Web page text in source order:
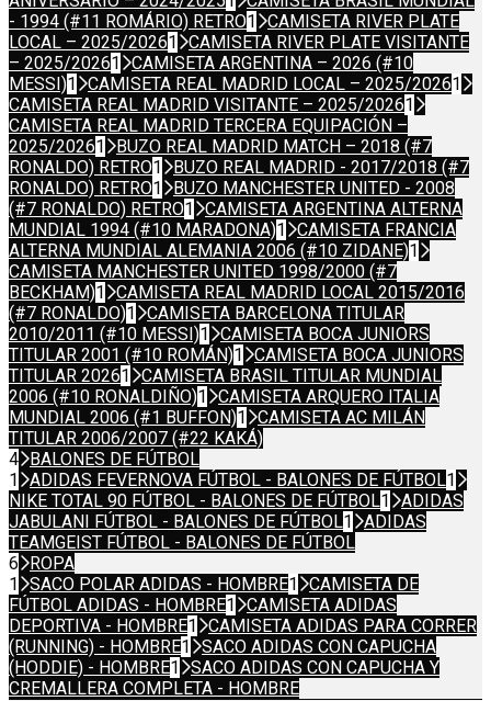
- 1994 (#11 ROMÁRIO) RETRO1
CAMISETA RIVER PLATE
LOCAL – 2025/20261
CAMISETA RIVER PLATE VISITANTE
– 2025/20261
CAMISETA ARGENTINA – 2026 (#10
MESSI)1 CAMISETA REAL MADRID LOCAL – 2025/20261
CAMISETA REAL MADRID VISITANTE – 2025/20261
CAMISETA REAL MADRID TERCERA EQUIPACIÓN –
2025/20261
BUZO REAL MADRID MATCH – 2018 (#7
RONALDO) RETRO1
BUZO REAL MADRID - 2017/2018 (#7
RONALDO) RETRO1
BUZO MANCHESTER UNITED - 2008
(#7 RONALDO) RETRO1
CAMISETA ARGENTINA ALTERNA
MUNDIAL 1994 (#10 MARADONA)1
CAMISETA FRANCIA
ALTERNA MUNDIAL ALEMANIA 2006 (#10 ZIDANE)1
CAMISETA MANCHESTER UNITED 1998/2000 (#7
BECKHAM)1
CAMISETA REAL MADRID LOCAL 2015/2016
(#7 RONALDO)1
CAMISETA BARCELONA TITULAR
2010/2011 (#10 MESSI)1
CAMISETA BOCA JUNIORS
TITULAR 2001 (#10 ROMÁN)1
CAMISETA BOCA JUNIORS
TITULAR 20261
CAMISETA BRASIL TITULAR MUNDIAL
2006 (#10 RONALDIÑO)1
CAMISETA ARQUERO ITALIA
MUNDIAL 2006 (#1 BUFFON)1
CAMISETA AC MILÁN
TITULAR 2006/2007 (#22 KAKÁ)
4
BALONES DE FÚTBOL
1
ADIDAS FEVERNOVA FÚTBOL - BALONES DE FÚTBOL1
NIKE TOTAL 90 FÚTBOL - BALONES DE FÚTBOL1
ADIDAS
JABULANI FÚTBOL - BALONES DE FÚTBOL1
ADIDAS
TEAMGEIST FÚTBOL - BALONES DE FÚTBOL
6
ROPA
1
SACO POLAR ADIDAS - HOMBRE1
CAMISETA DE
FÚTBOL ADIDAS - HOMBRE1
CAMISETA ADIDAS
DEPORTIVA - HOMBRE1
CAMISETA ADIDAS PARA CORRER
(RUNNING) - HOMBRE1
SACO ADIDAS CON CAPUCHA
(HODDIE) - HOMBRE1
SACO ADIDAS CON CAPUCHA Y
CREMALLERA COMPLETA - HOMBRE